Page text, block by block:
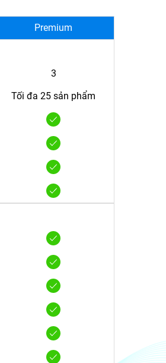
Premium
3
Tối đa 25 sản phẩm